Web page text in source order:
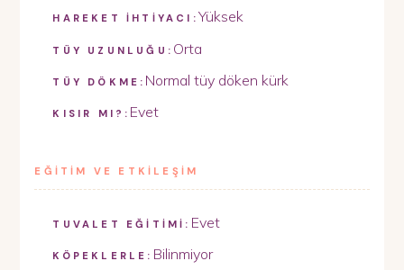
HAREKET İHTİYACI: Yüksek
TÜY UZUNLUĞU: Orta
TÜY DÖKME: Normal tüy döken kürk
KISIR MI?: Evet
EĞİTİM VE ETKİLEŞİM
TUVALET EĞİTİMİ: Evet
KÖPEKLERLE: Bilinmiyor